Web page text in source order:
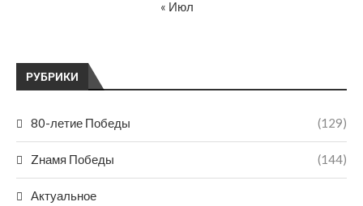
РУБРИКИ
80-летие Победы (129)
Zнамя Победы (144)
Актуальное
« Июл